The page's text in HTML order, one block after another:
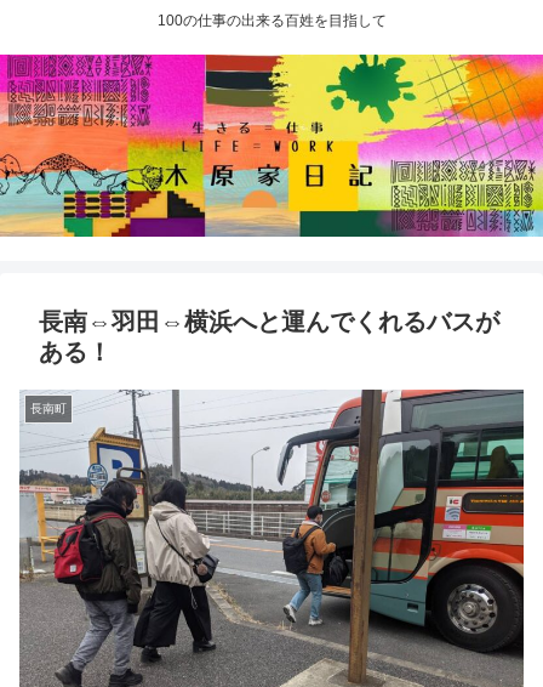
100の仕事の出来る百姓を目指して
長南⇔羽田⇔横浜へと運んでくれるバスが
ある！
長南町